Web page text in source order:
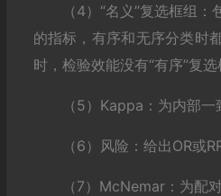
（4）“名义”复选框组
的指标，有序和无序分类时
时，检验效能没有“有序”复选
（5）Kappa：为内部一
（6）风险：给出OR或
（7）McNemar：为配